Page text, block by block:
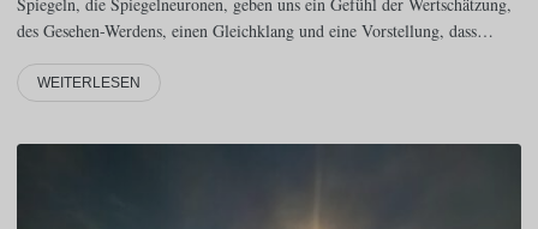
des Gesehen-Werdens, einen Gleichklang und eine Vorstellung, dass…
WEITERLESEN